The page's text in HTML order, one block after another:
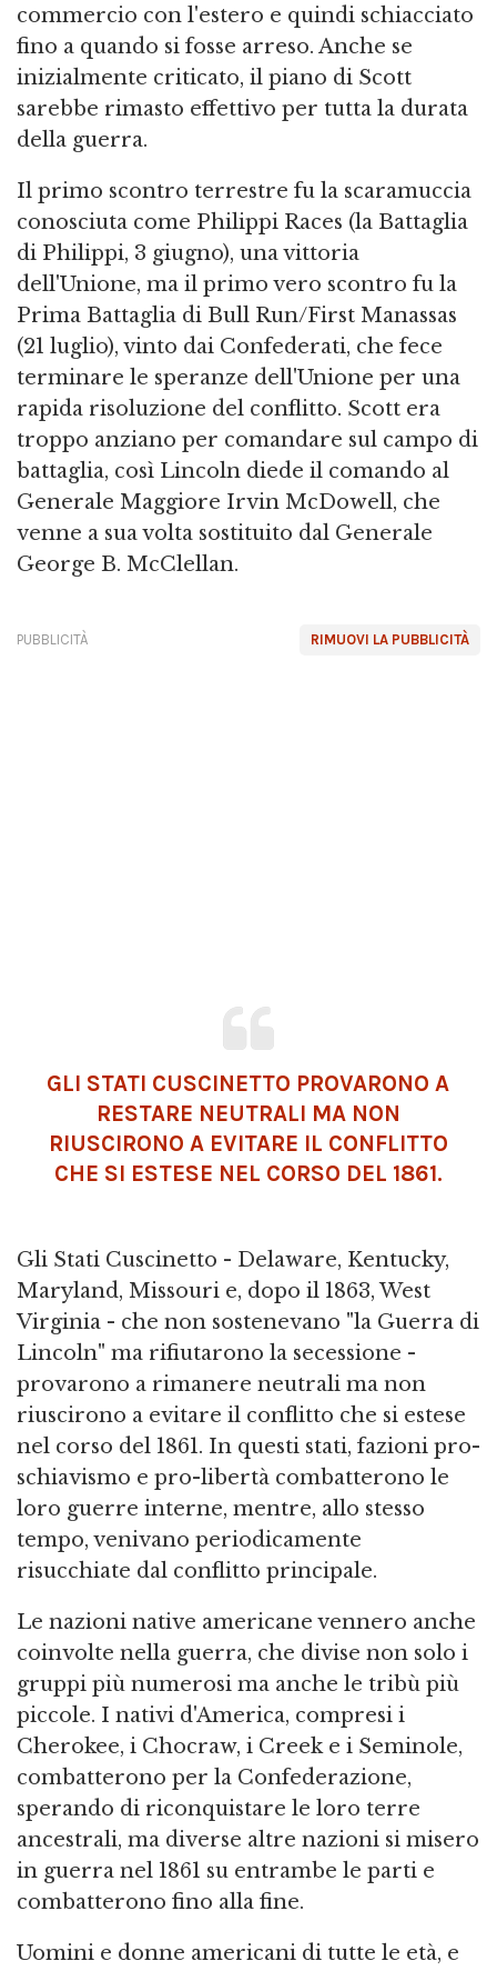
commercio con l'estero e quindi schiacciato
fino a quando si fosse arreso. Anche se
inizialmente criticato, il piano di Scott
sarebbe rimasto effettivo per tutta la durata
della guerra.
Il primo scontro terrestre fu la scaramuccia
conosciuta come Philippi Races (la Battaglia
di Philippi, 3 giugno), una vittoria
dell'Unione, ma il primo vero scontro fu la
Prima Battaglia di Bull Run/First Manassas
(21 luglio), vinto dai Confederati, che fece
terminare le speranze dell'Unione per una
rapida risoluzione del conflitto. Scott era
troppo anziano per comandare sul campo di
battaglia, così Lincoln diede il comando al
Generale Maggiore Irvin McDowell, che
venne a sua volta sostituito dal Generale
George B. McClellan.
RIMUOVI LA PUBBLICITÀ
PUBBLICITÀ
GLI STATI CUSCINETTO PROVARONO A
RESTARE NEUTRALI MA NON
RIUSCIRONO A EVITARE IL CONFLITTO
CHE SI ESTESE NEL CORSO DEL 1861.
Gli Stati Cuscinetto - Delaware, Kentucky,
Maryland, Missouri e, dopo il 1863, West
Virginia - che non sostenevano "la Guerra di
Lincoln" ma rifiutarono la secessione -
provarono a rimanere neutrali ma non
riuscirono a evitare il conflitto che si estese
nel corso del 1861. In questi stati, fazioni pro-
schiavismo e pro-libertà combatterono le
loro guerre interne, mentre, allo stesso
tempo, venivano periodicamente
risucchiate dal conflitto principale.
Le nazioni native americane vennero anche
coinvolte nella guerra, che divise non solo i
gruppi più numerosi ma anche le tribù più
piccole. I nativi d'America, compresi i
Cherokee, i Chocraw, i Creek e i Seminole,
combatterono per la Confederazione,
sperando di riconquistare le loro terre
ancestrali, ma diverse altre nazioni si misero
in guerra nel 1861 su entrambe le parti e
combatterono fino alla fine.
Uomini e donne americani di tutte le età, e